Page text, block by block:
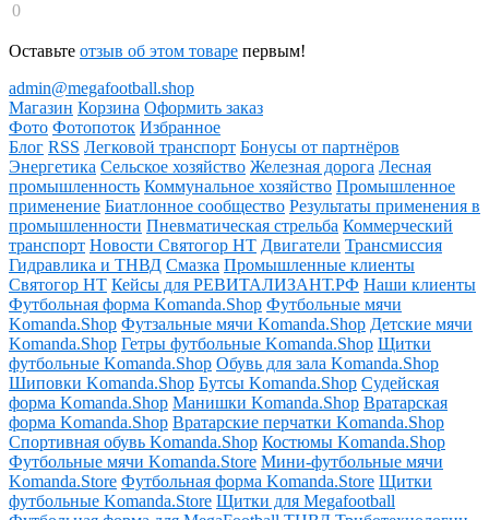
0
Оставьте отзыв об этом товаре первым!
admin@megafootball.shop
Магазин Корзина Оформить заказ
Фото Фотопоток Избранное
Блог RSS Легковой транспорт Бонусы от партнёров
Энергетика Сельское хозяйство Железная дорога Лесная
промышленность Коммунальное хозяйство Промышленное
применение Биатлонное сообщество Результаты применения в
промышленности Пневматическая стрельба Коммерческий
транспорт Новости Святогор НТ Двигатели Трансмиссия
Гидравлика и ТНВД Смазка Промышленные клиенты
Святогор НТ Кейсы для РЕВИТАЛИЗАНТ.РФ Наши клиенты
Футбольная форма Komanda.Shop Футбольные мячи
Komanda.Shop Футзальные мячи Komanda.Shop Детские мячи
Komanda.Shop Гетры футбольные Komanda.Shop Щитки
футбольные Komanda.Shop Обувь для зала Komanda.Shop
Шиповки Komanda.Shop Бутсы Komanda.Shop Судейская
форма Komanda.Shop Манишки Komanda.Shop Вратарская
форма Komanda.Shop Вратарские перчатки Komanda.Shop
Спортивная обувь Komanda.Shop Костюмы Komanda.Shop
Футбольные мячи Komanda.Store Мини-футбольные мячи
Komanda.Store Футбольная форма Komanda.Store Щитки
футбольные Komanda.Store Щитки для Megafootball